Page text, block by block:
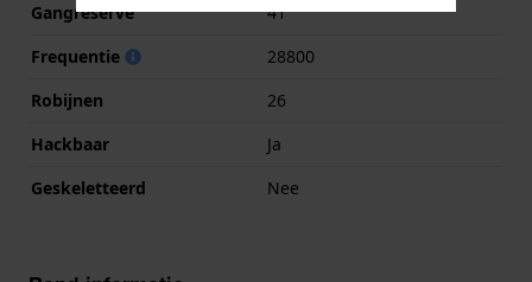
Gangreserve
41
Frequentie
28800
Robijnen
26
Hackbaar
Ja
Geskeletteerd
Nee